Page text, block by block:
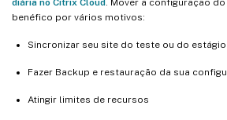
benéfico por vários motivos:
Sincronizar seu site do teste ou do
Fazer Backup e restauração da sua
Atingir limites de recursos